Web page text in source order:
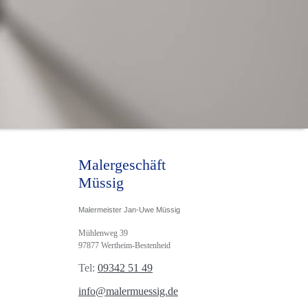
Malergeschäft
Müssig
Malermeister Jan-Uwe Müssig
Mühlenweg 39
97877 Wertheim-Bestenheid
Tel: 09342 51 49
info@malermuessig.de